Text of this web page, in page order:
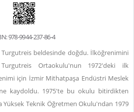
978-9944-237-86-4
Turgutreis beldesinde doğdu. İlköğrenimini
Ortaokulu'nun 1972'deki ilk
için İzmir Mithatpaşa Endüstri Meslek
kaydoldu. 1975'te bu okulu bitirdikten
Yüksek Teknik Öğretmen Okulu'ndan 1979